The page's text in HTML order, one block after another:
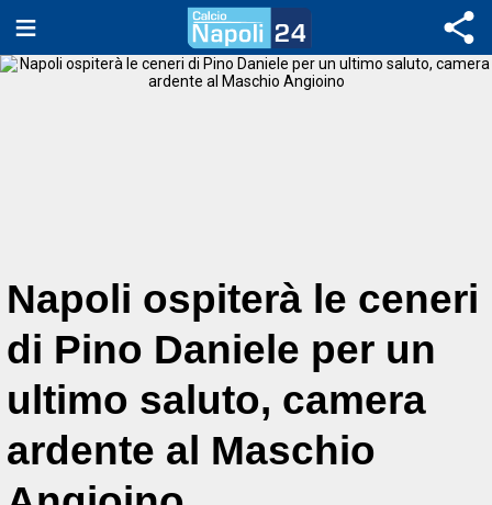
Napoli ospiterà le ceneri
di Pino Daniele per un
ultimo saluto, camera
ardente al Maschio